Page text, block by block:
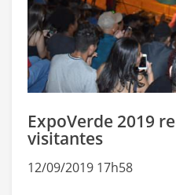
ExpoVerde 2019
visitantes
12/09/2019 17h58